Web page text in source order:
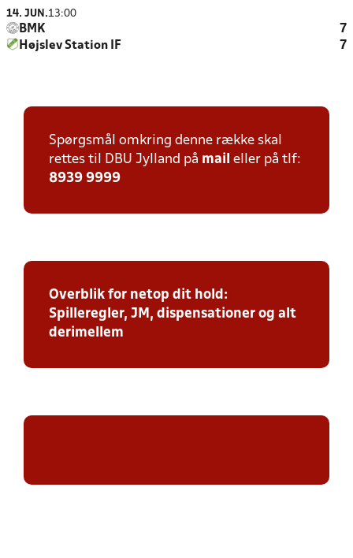
14. JUN.13:00
BMK
7
Højslev Station IF
7
Spørgsmål omkring denne række skal
rettes til DBU Jylland på mail eller på tlf:
8939 9999
Overblik for netop dit hold:
Spilleregler, JM, dispensationer og alt
derimellem